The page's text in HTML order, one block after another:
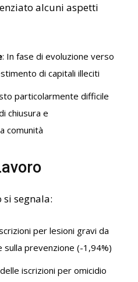
alcuni aspetti
: In fase di evoluzione verso
di capitali illeciti
particolarmente difficile
chiusura e
comunità
segnala:
per lesioni gravi da
sulla prevenzione (-1,94%)
iscrizioni per omicidio